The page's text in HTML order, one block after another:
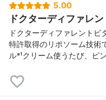
5.00
ドクターディファレ
ドクターディファレントビ
特許取得のリポソーム技術
ル*¹クリーム使うたび、ピ